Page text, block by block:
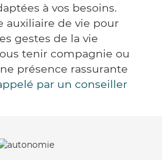
à vos besoins.
auxiliaire de vie pour
gestes de la vie
tenir compagnie ou
présence rassurante
par un conseiller